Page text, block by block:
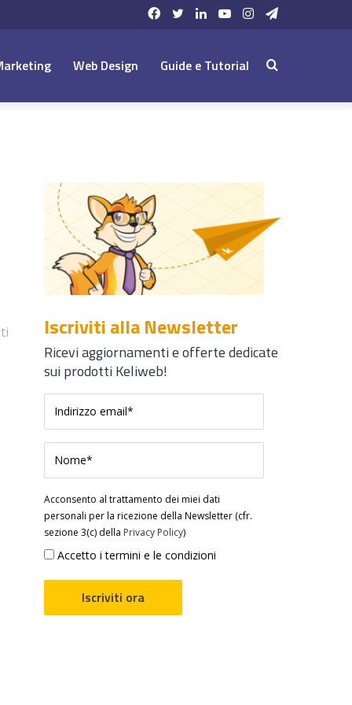
Telegram
Instagram
YouTube
LinkedIn
Twitter
Facebook
Web Design Guide e Tutorial Cerca:
Iscriviti alla Newsletter
Ricevi aggiornamenti e offerte dedicate
sui prodotti Keliweb!
Acconsento al trattamento dei miei dati
personali per la ricezione della Newsletter (cfr.
sezione 3(c) della Privacy Policy)
Accetto i termini e le condizioni